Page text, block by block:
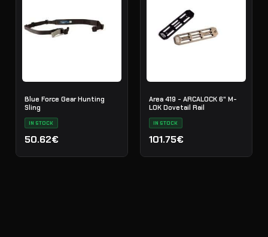
Blue Force Gear Hunting
Sling
IN STOCK
50.62€
Area 419 - ARCALOCK 6" M-
LOK Dovetail Rail
IN STOCK
101.75€